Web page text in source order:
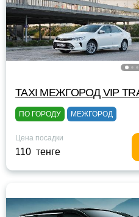
TAXI МЕЖГОРОД VIP
ПО ГОРОДУ МЕЖГОРОД
Цена посадки
110 тенге